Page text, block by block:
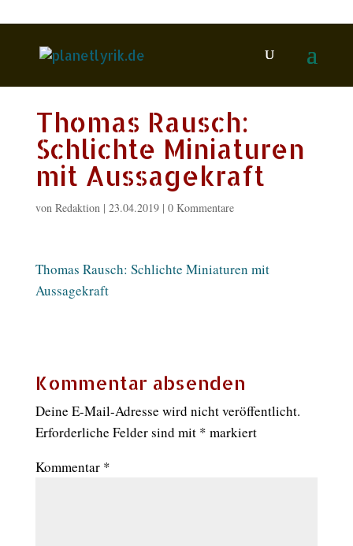
Thomas Rausch:
Schlichte Miniaturen
mit Aussagekraft
von Redaktion| 23.04.2019| 0 Kommentare
Thomas Rausch: Schlichte Miniaturen mit
Aussagekraft
Kommentar absenden
Deine E-Mail-Adresse wird nicht veröffentlicht.
Erforderliche Felder sind mit * markiert
Kommentar *